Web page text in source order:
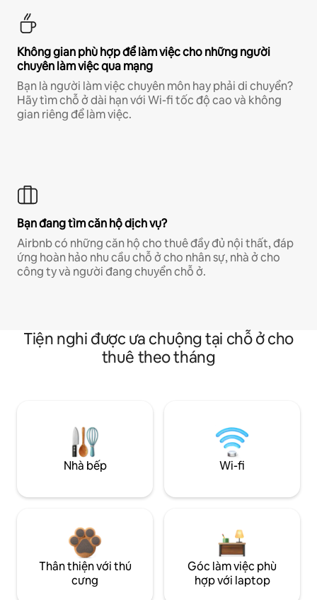
Không gian phù hợp để làm việc cho những người
chuyên làm việc qua mạng
Bạn là người làm việc chuyên môn hay phải di chuyển?
Hãy tìm chỗ ở dài hạn với Wi-fi tốc độ cao và không
gian riêng để làm việc.
Bạn đang tìm căn hộ dịch vụ?
Airbnb có những căn hộ cho thuê đầy đủ nội thất, đáp
ứng hoàn hảo nhu cầu chỗ ở cho nhân sự, nhà ở cho
công ty và người đang chuyển chỗ ở.
Tiện nghi được ưa chuộng tại chỗ ở cho
thuê theo tháng
Nhà bếp Wi-fi
Thân thiện với thú
cưng
Góc làm việc phù
hợp với laptop